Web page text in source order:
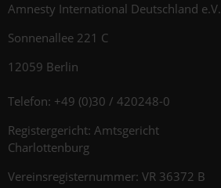
Amnesty International Deutschland e.V.
Sonnenallee 221 C
12059 Berlin
Telefon: +49 (0)30 / 420248-0
Registergericht: Amtsgericht
Charlottenburg
Vereinsregisternummer: VR 36372 B